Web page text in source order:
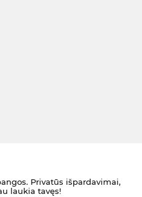
Privatūs išpardavimai,
laukia tavęs!